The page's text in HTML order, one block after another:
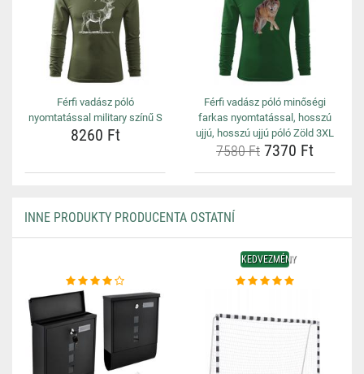
Férfi vadász póló
nyomtatással military színű S
8260 Ft
Férfi vadász póló minőségi
farkas nyomtatással, hosszú
ujjú, hosszú ujjú póló Zöld 3XL
7580 Ft 7370 Ft
INNE PRODUKTY PRODUCENTA OSTATNÍ
KEDVEZMÉNY